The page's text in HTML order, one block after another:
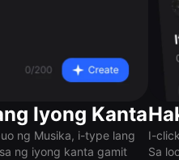
Iyong Kanta
ng Musika, i-type lang
ng iyong kanta gamit
I-
Sa